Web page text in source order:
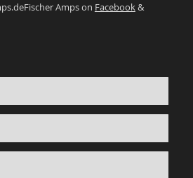
Amps on Facebook&